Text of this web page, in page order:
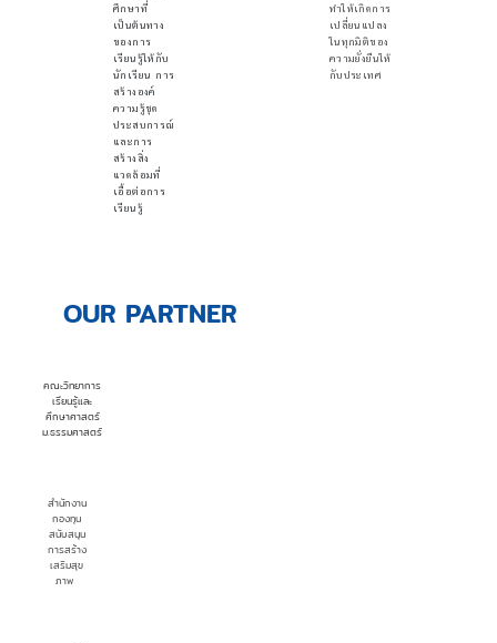
ศึกษาที่
เป็นต้นทาง
ของการ
เรียนรู้ให้กับ
นักเรียน การ
สร้างองค์
ความรู้ชุด
ประสบการณ์
และการ
สร้างสิ่ง
แวดล้อมที่
เอื้อต่อการ
เรียนรู้
ทำให้เกิดการ
เปลี่ยนแปลง
ในทุกมิติของ
ความยั่งยืนให้
กับประเทศ
OUR PARTNER
คณะวิทยาการ
เรียนรู้และ
ศึกษาศาสตร์
ม.ธรรมศาสตร์
สำนักงาน
กองทุน
สนับสนุน
การสร้าง
เสริมสุข
ภาพ